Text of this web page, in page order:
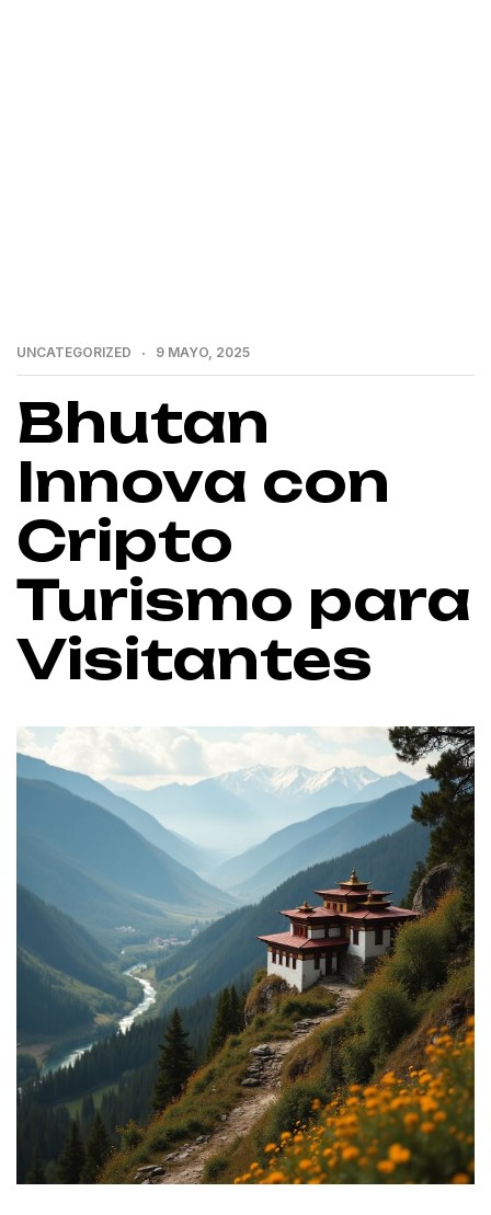
UNCATEGORIZED 9 MAYO, 2025
Bhutan
Innova con
Cripto
Turismo para
Visitantes